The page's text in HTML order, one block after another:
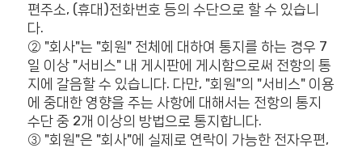
편주소, (휴대)전화번호 등의 수단으로 할 수 있습니
다.
② "회사"는 "회원" 전체에 대하여 통지를 하는 경우 7
일 이상 "서비스" 내 게시판에 게시함으로써 전항의 통
지에 갈음할 수 있습니다. 다만, "회원"의 "서비스" 이용
에 중대한 영향을 주는 사항에 대해서는 전항의 통지
수단 중 2개 이상의 방법으로 통지합니다.
③ "회원"은 "회사"에 실제로 연락이 가능한 전자우편,